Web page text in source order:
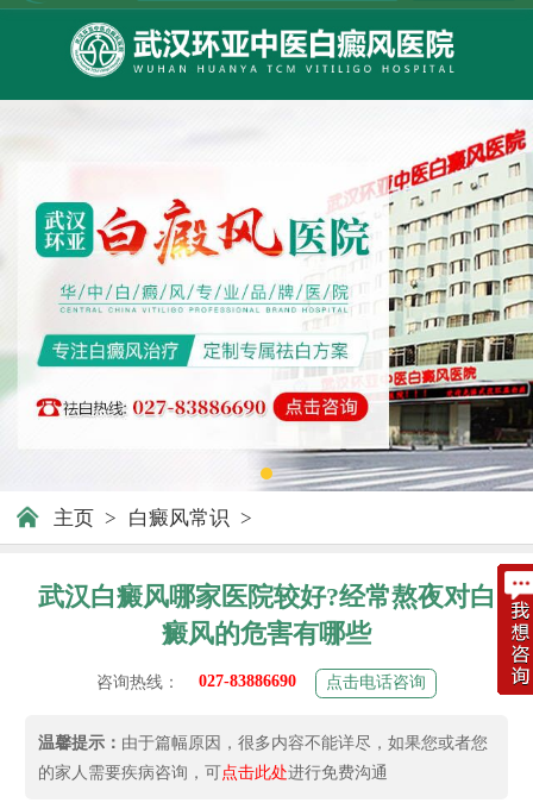
主页 > 白癜风常识 >
武汉白癜风哪家医院较好?经常熬夜对白
癜风的危害有哪些
咨询热线： 027-83886690 点击电话咨询
温馨提示： 由于篇幅原因，很多内容不能详尽，如果您或者您
的家人需要疾病咨询，可点击此处进行免费沟通